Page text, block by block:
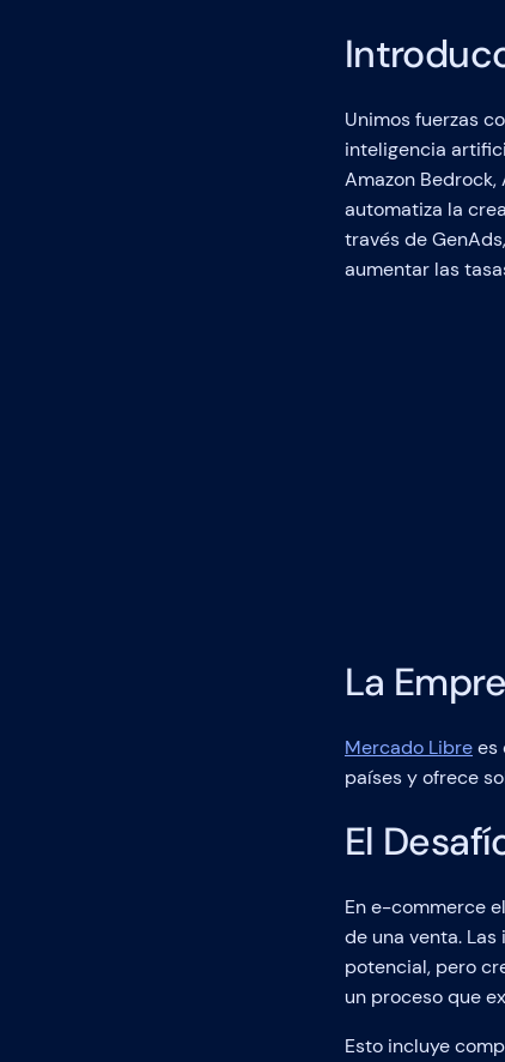
Unimos fuerzas
inteligencia
Amazon Bedrock,
automatiza la
través de
aumentar las
La
Mercado Librees
países y ofrece
El
En e-commerce
de una venta.
potencial, pero
un proceso que
Esto incluye